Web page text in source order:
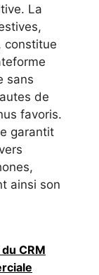
La
constitue
sans
de
favoris.
garantit
ainsi son
CRM